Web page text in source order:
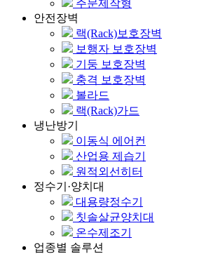
주문제작형
안전장벽
랙(Rack)보호장벽
보행자 보호장벽
기둥 보호장벽
충격 보호장벽
볼라드
랙(Rack)가드
냉난방기
이동식 에어컨
산업용 제습기
원적외선히터
정수기·양치대
대용량정수기
칫솔살균양치대
온수제조기
업종별 솔루션